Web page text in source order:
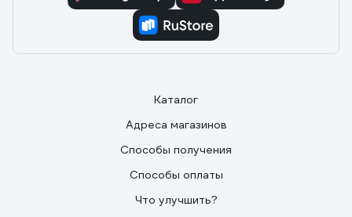
Каталог
Адреса магазинов
Способы получения
Способы оплаты
Что улучшить?